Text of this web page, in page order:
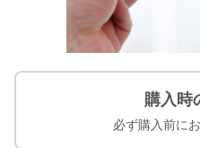
購入時
必ず購入前に